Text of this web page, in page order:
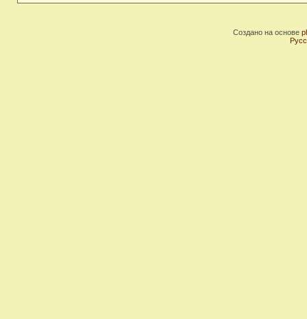
Создано на основе